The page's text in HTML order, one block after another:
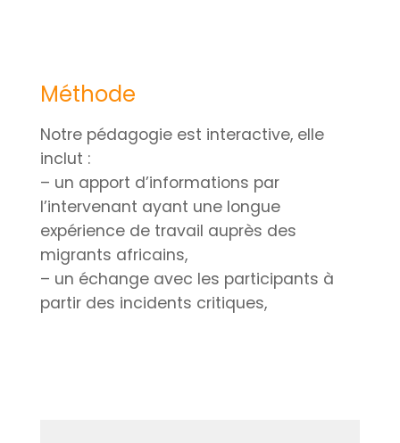
Méthode
Notre pédagogie est interactive, elle
inclut :
– un apport d’informations par
l’intervenant ayant une longue
expérience de travail auprès des
migrants africains,
– un échange avec les participants à
partir des incidents critiques,